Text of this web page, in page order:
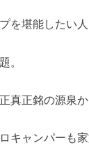
を堪能したい
。
真正銘の源泉か
キャンパーも